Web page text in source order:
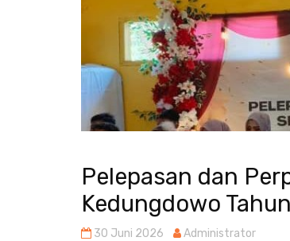
Pelepasan dan
Kedungdowo
30 Juni 2026
Administrator